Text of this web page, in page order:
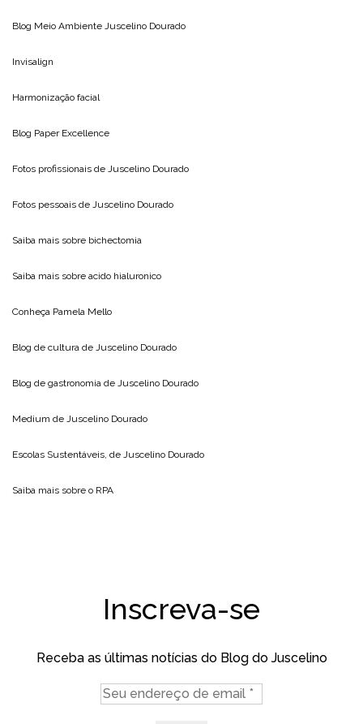
Blog Meio Ambiente Juscelino Dourado
Invisalign
Harmonização facial
Blog Paper Excellence
Fotos profissionais de Juscelino Dourado
Fotos pessoais de Juscelino Dourado
Saiba mais sobre bichectomia
Saiba mais sobre acido hialuronico
Conheça Pamela Mello
Blog de cultura de Juscelino Dourado
Blog de gastronomia de Juscelino Dourado
Medium de Juscelino Dourado
Escolas Sustentáveis, de Juscelino Dourado
Saiba mais sobre o RPA
Inscreva-se
Receba as últimas notícias do Blog do Juscelino